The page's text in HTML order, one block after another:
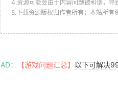
4.资源可能会由于内容问题被和谐，
5.下载资源版权归作者所有；本站所有
AD： 【游戏问题汇总】 以下可解决